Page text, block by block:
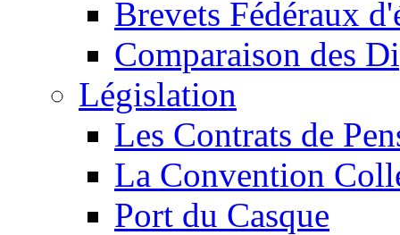
Brevets Fédéraux
Comparaison des
Législation
Les Contrats de
La Convention
Port du Casque